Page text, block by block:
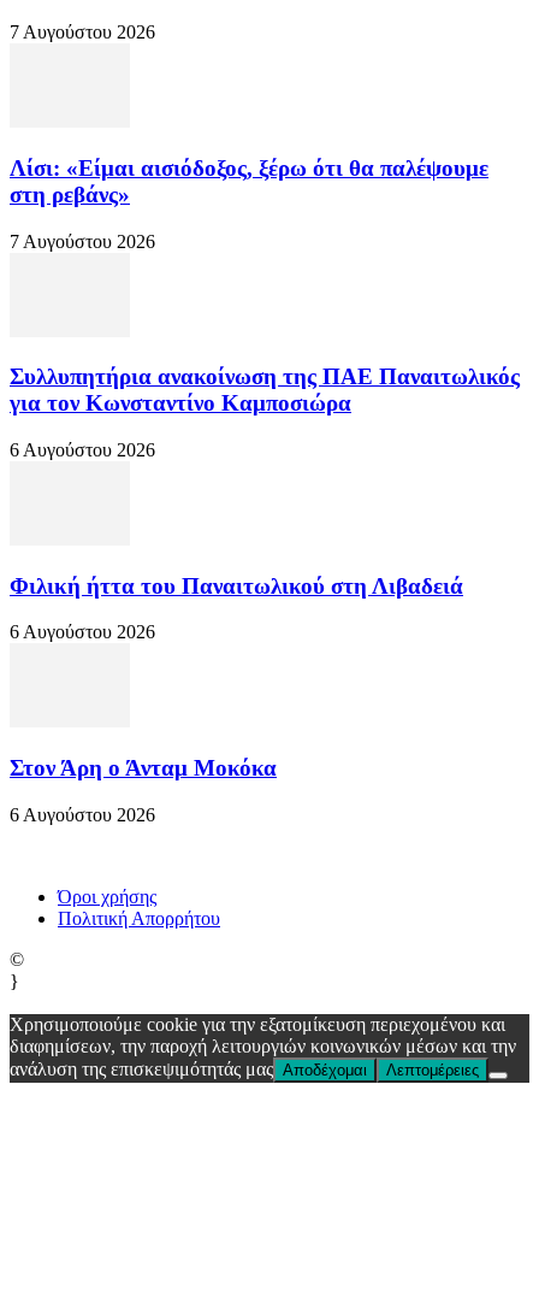
7 Αυγούστου 2026
Λίσι: «Είμαι αισιόδοξος, ξέρω ότι θα παλέψουμε
στη ρεβάνς»
7 Αυγούστου 2026
Συλλυπητήρια ανακοίνωση της ΠΑΕ Παναιτωλικός
για τον Κωνσταντίνο Καμποσιώρα
6 Αυγούστου 2026
Φιλική ήττα του Παναιτωλικού στη Λιβαδειά
6 Αυγούστου 2026
Στον Άρη ο Άνταμ Μοκόκα
6 Αυγούστου 2026
Όροι χρήσης
Πολιτική Απορρήτου
©
}
Χρησιμοποιούμε cookie για την εξατομίκευση περιεχομένου και
διαφημίσεων, την παροχή λειτουργιών κοινωνικών μέσων και την
ανάλυση της επισκεψιμότητάς μας Αποδέχομαι Λεπτομέρειες